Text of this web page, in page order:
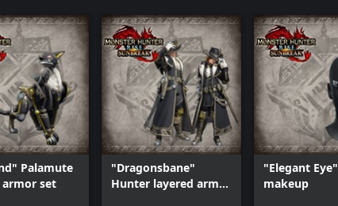
Palamute
armor set
"Dragonsbane"
Hunter layered armor
"Elegant Eye"
makeup